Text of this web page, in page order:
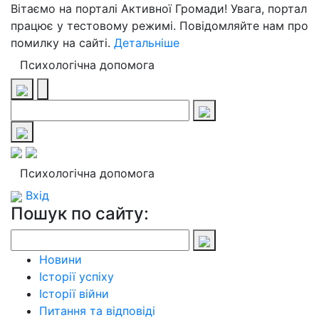
Вітаємо на порталі Активної Громади! Увага, портал
працює у тестовому режимі. Повідомляйте нам про
помилку на сайті. Детальніше
Психологічна допомога
Психологічна допомога
Вхід
Пошук по сайту:
Новини
Історії успіху
Історії війни
Питання та відповіді